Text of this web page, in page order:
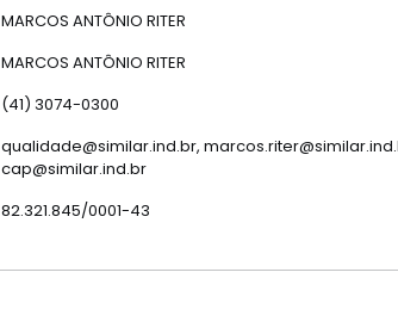
MARCOS ANTÔNIO RITER
MARCOS ANTÔNIO RITER
(41) 3074-0300
qualidade@similar.ind.br,
cap@similar.ind.br
82.321.845/0001-43